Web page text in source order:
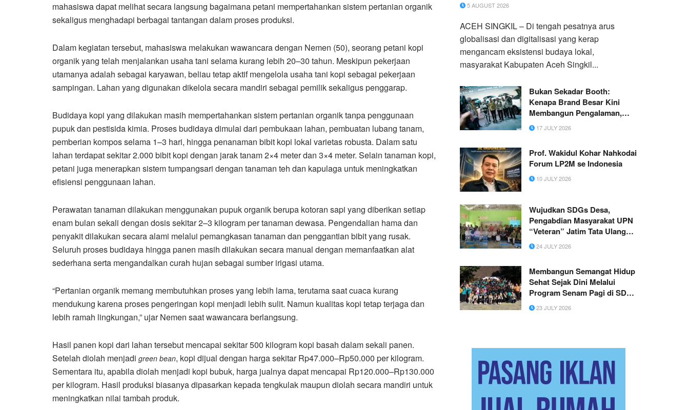
mahasiswa dapat melihat secara langsung bagaimana petani mempertahankan sistem pertanian organik
sekaligus menghadapi berbagai tantangan dalam proses produksi.
Dalam kegiatan tersebut, mahasiswa melakukan wawancara dengan Nemen (50), seorang petani kopi
organik yang telah menjalankan usaha tani selama kurang lebih 20–30 tahun. Meskipun pekerjaan
utamanya adalah sebagai karyawan, beliau tetap aktif mengelola usaha tani kopi sebagai pekerjaan
sampingan. Lahan yang digunakan dikelola secara mandiri sebagai pemilik sekaligus penggarap.
Budidaya kopi yang dilakukan masih mempertahankan sistem pertanian organik tanpa penggunaan
pupuk dan pestisida kimia. Proses budidaya dimulai dari pembukaan lahan, pembuatan lubang tanam,
pemberian kompos selama 1–3 hari, hingga penanaman bibit kopi lokal varietas robusta. Dalam satu
lahan terdapat sekitar 2.000 bibit kopi dengan jarak tanam 2×4 meter dan 3×4 meter. Selain tanaman kopi,
petani juga menerapkan sistem tumpangsari dengan tanaman teh dan kapulaga untuk meningkatkan
efisiensi penggunaan lahan.
Perawatan tanaman dilakukan menggunakan pupuk organik berupa kotoran sapi yang diberikan setiap
enam bulan sekali dengan dosis sekitar 2–3 kilogram per tanaman dewasa. Pengendalian hama dan
penyakit dilakukan secara alami melalui pemangkasan tanaman dan penggantian bibit yang rusak.
Seluruh proses budidaya hingga panen masih dilakukan secara manual dengan memanfaatkan alat
sederhana serta mengandalkan curah hujan sebagai sumber irigasi utama.
“Pertanian organik memang membutuhkan proses yang lebih lama, terutama saat cuaca kurang
mendukung karena proses pengeringan kopi menjadi lebih sulit. Namun kualitas kopi tetap terjaga dan
lebih ramah lingkungan,” ujar Nemen saat wawancara berlangsung.
Hasil panen kopi dari lahan tersebut mencapai sekitar 500 kilogram kopi basah dalam sekali panen.
Setelah diolah menjadi green bean, kopi dijual dengan harga sekitar Rp47.000–Rp50.000 per kilogram.
Sementara itu, apabila diolah menjadi kopi bubuk, harga jualnya dapat mencapai Rp120.000–Rp130.000
per kilogram. Hasil produksi biasanya dipasarkan kepada tengkulak maupun diolah secara mandiri untuk
meningkatkan nilai tambah produk.
5 AUGUST 2026
ACEH SINGKIL – Di tengah pesatnya arus
globalisasi dan digitalisasi yang kerap
mengancam eksistensi budaya lokal,
masyarakat Kabupaten Aceh Singkil...
Bukan Sekadar Booth:
Kenapa Brand Besar Kini
Membangun Pengalaman,
Bukan Hanya Stand Pameran
17 JULY 2026
Prof. Wakidul Kohar Nahkodai
Forum LP2M se Indonesia
10 JULY 2026
Wujudkan SDGs Desa,
Pengabdian Masyarakat UPN
“Veteran” Jatim Tata Ulang
Manajemen Bumdesma
Trenggalek
24 JULY 2026
Membangun Semangat Hidup
Sehat Sejak Dini Melalui
Program Senam Pagi di SDN
1 Sumberdodol dan SDN 2
Sumberdodol
23 JULY 2026